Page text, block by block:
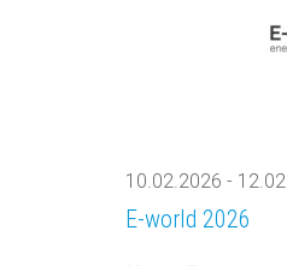
10.02.2026 -
E-world 2026